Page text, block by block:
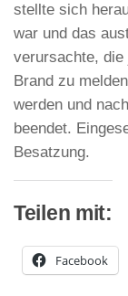
stellte sich
war und das
verursachte, die
Brand zu
werden und
beendet.
Besatzung.
Teilen mit:
Facebook